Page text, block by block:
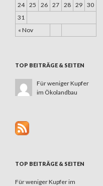
« Nov
24 25 26 27 28 29 30
31
TOP BEITRÄGE & SEITEN
Für weniger Kupfer
im Ökolandbau
TOP BEITRÄGE & SEITEN
Für weniger Kupfer im